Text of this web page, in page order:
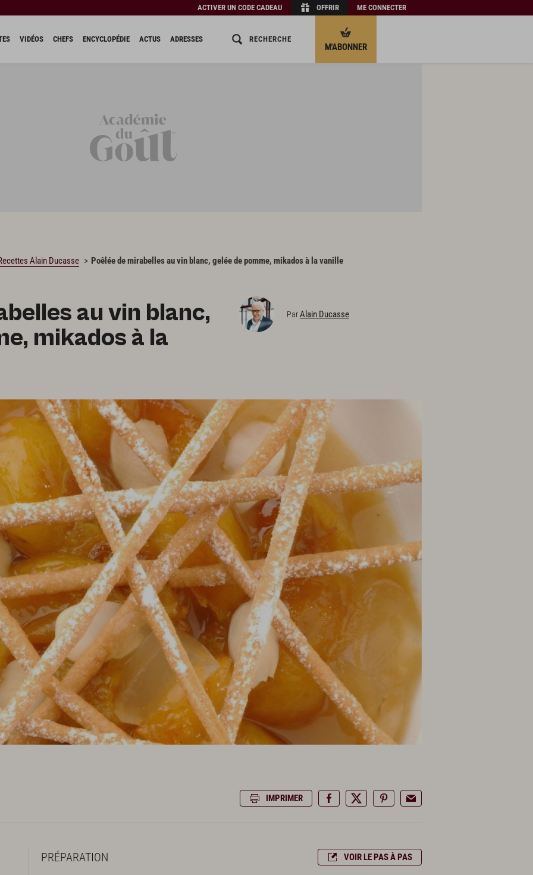
ACTIVER UN CODE CADEAU OFFRIR ME CONNECTER
VIDÉOS CHEFS ENCYCLOPÉDIE ACTUS ADRESSES RECHERCHE
M'ABONNER
Alain Ducasse Poêlée de mirabelles au vin blanc, gelée de pomme, mikados à la vanille
au vin blanc,
mikados à la
ParAlain Ducasse
IMPRIMER
PRÉPARATION VOIR LE PAS À PAS